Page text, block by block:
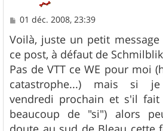
M
s
s
a
g
e
01 déc. 2008, 23:39
Voilà, juste un petit
ce post, à défaut de
Pas de VTT ce WE pour moi
catastrophe...) mais si
vendredi prochain et s'il
beaucoup de "si") alors